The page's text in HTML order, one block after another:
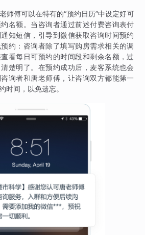
师傅可以在特有的“预约日历”中设定好可
名额。当咨询者通过前述付费咨询表付
知短信，引导到微信获取咨询时间预约
约：咨询者除了填写购房需求相关的调
看每日可预约的时间段和剩余名额，过
楚明了。在预约成功后，麦客系统也会
询者和唐老师傅，让咨询双方都能第一
时间，以免遗忘。